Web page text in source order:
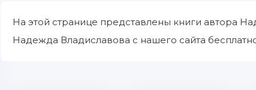
На этой странице представлены книги автора
Надежда Владиславова с нашего сайта